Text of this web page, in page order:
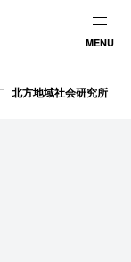
MENU
北方地域社会研究所